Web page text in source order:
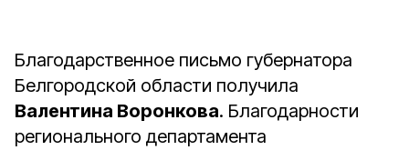
Благодарственное письмо губернатора
Белгородской области получила
Валентина Воронкова. Благодарности
регионального департамента